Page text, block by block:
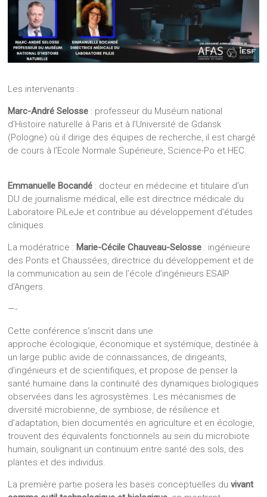
Les intervenants :
Marc-André Selosse : professeur du Muséum national
d’Histoire naturelle à Paris et à l’Université de Gdansk
(Pologne) où il dirige des équipes de recherche, il est chargé
de cours à l’Ecole Normale Supérieure, Science-Po et HEC.
Emmanuelle Bocandé : docteur en médecine et titulaire d’un
DU de journalisme médical, elle est directrice médicale du
Laboratoire PiLeJe et contribue au développement d’études
cliniques.
La modératrice : Marie-Cécile Chauveau-Selosse : ingénieure
des Ponts et Chaussées, directrice du développement et de
la communication au sein de l’école d’ingénieurs ESAIP
d’Angers.
—-
Cette conférence s’inscrit dans une
approche écologique, économique et systémique, destinée à
un large public avide de connaissances, de dirigeants,
d’ingénieurs et de scientifiques, et propose de penser la
santé humaine dans la continuité des dynamiques biologiques
observées dans les agrosystèmes. Les mécanismes de
diversité microbienne, de symbiose, de résilience et
d’adaptation, bien documentés en agriculture et en écologie,
trouvent des équivalents fonctionnels au sein du microbiote
humain, soulignant un continuum entre santé des sols, des
plantes et des individus.
La première partie posera les bases conceptuelles duvivant